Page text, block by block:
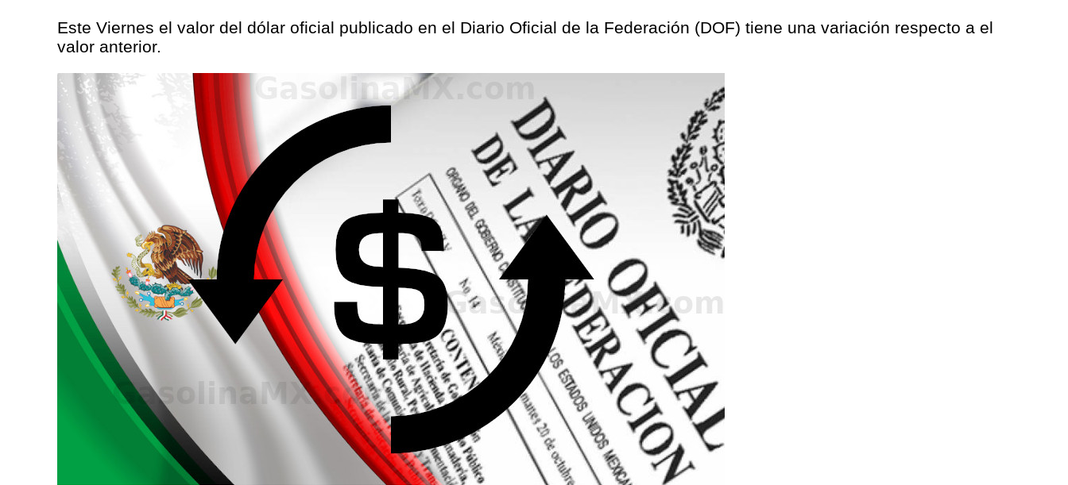
Este Viernes el valor del dólar oficial publicado en el Diario Oficial de la Federación (DOF) tiene una variación respecto a el
valor anterior.